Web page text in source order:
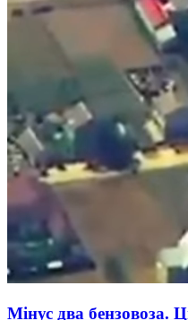
Мінус два бензовоза.